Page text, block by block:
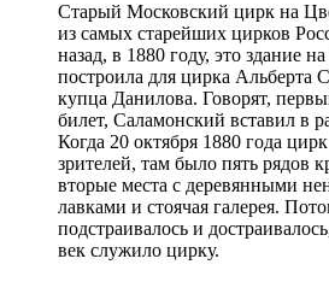
Cтарый Московский цирк на
из самых старейших цирков
назад, в 1880 году, это здание
построила для цирка Альберта
купца Данилова. Говорят,
билет, Саламонский вставил в
Когда 20 октября 1880 года
зрителей, там было пять рядов
вторые места с деревянными
лавками и стоячая галерея.
подстраивалось и
век служило цирку.